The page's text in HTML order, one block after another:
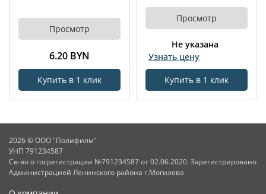
Просмотр
6.20 BYN
Купить в 1 клик
Просмотр
Не указана
Узнать цену
Купить в 1 клик
2026 © ООО "Полифилм"
УНП 791234587
Св-во о госрегистрации №791234587 от 02.06.2020. Зарегистрировано
Администрацией Ленинского района г.Могилева